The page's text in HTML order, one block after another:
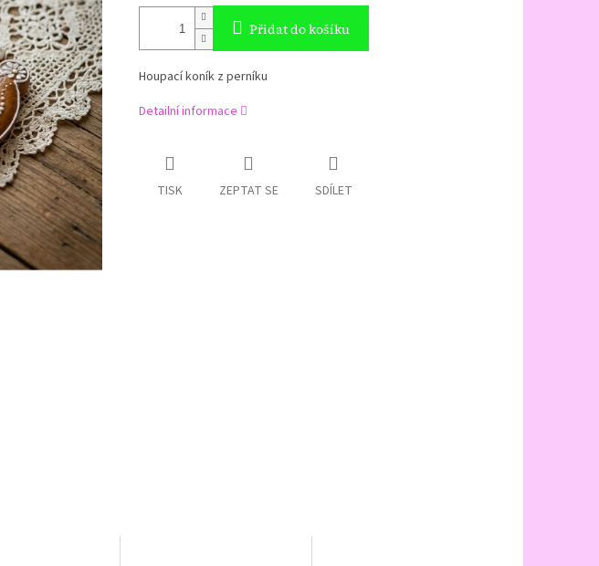
Přidat do košíku
Houpací koník z perníku
Detailní informace
TISK ZEPTAT SE SDÍLET